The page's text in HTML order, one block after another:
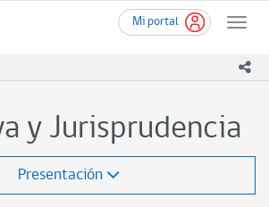
Mi portal
Toggle
y Jurisprudencia
Presentación